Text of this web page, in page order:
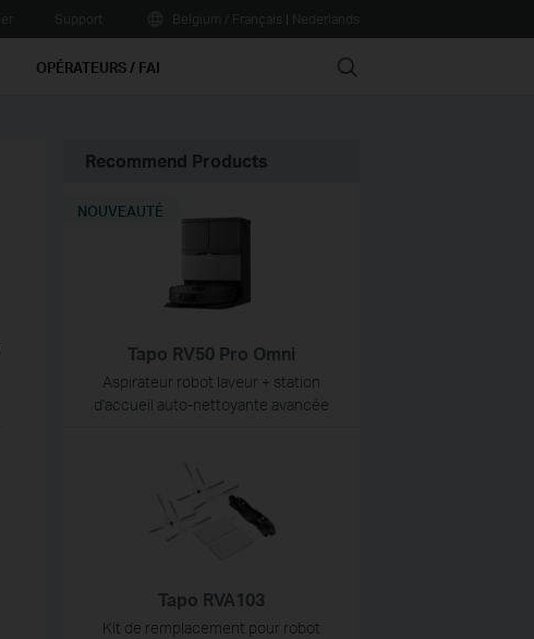
|
OPÉRATEURS / FAI Search
Recommend Products
Tapo RV50 Pro Omni
Aspirateur robot laveur + station
d'accueil auto-nettoyante avancée
NOUVEAUTÉ
Tapo RVA103
Kit de remplacement pour robot